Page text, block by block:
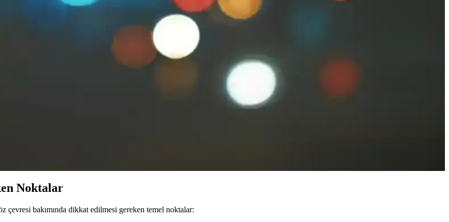
ve Güncel Yaklaşımlar
için etkili, hafif ve hızlı emilen ürünlerdir. Hyaluronik asit ve peptitler içerir, düzenli kullanımda gözle görülür sonuçlar sağlar.
ve Kullanım İpuçları
ve elastikiyeti artırır. Düzenli kullanım ve yaşam tarzı değişiklikleriyle göz çevresi sağlığını koruyabilirsiniz.
kullanımı, hijyen ve uygulama uzmanlığıyla öne çıkar. Kendini ifade etmenin yeni yolu olarak göz taşı, özgünlük ve şıklık
Noktalar
çevresi bakımında dikkat edilmesi gereken temel noktalar: